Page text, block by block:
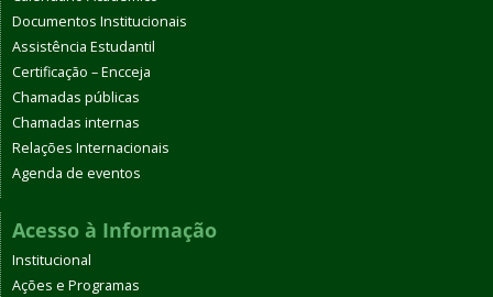
Documentos Institucionais
Assistência Estudantil
Certificação – Encceja
Chamadas públicas
Chamadas internas
Relações Internacionais
Agenda de eventos
Acesso à Informação
Institucional
Ações e Programas